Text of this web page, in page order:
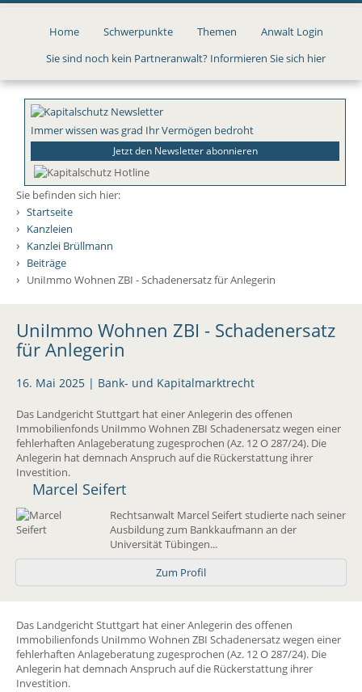
Direkt
Home Schwerpunkte Themen
Anwalt Login
Sie sind noch kein Partneranwalt? Informieren Sie sich hier
Immer wissen was grad Ihr Vermögen bedroht
Jetzt den Newsletter abonnieren
Sie befinden sich hier:
› Startseite
› Kanzleien
› Kanzlei Brüllmann
› Beiträge
› UniImmo Wohnen ZBI - Schadenersatz für Anlegerin
UniImmo Wohnen ZBI - Schadenersatz
für Anlegerin
16. Mai 2025 | Bank- und Kapitalmarktrecht
Das Landgericht Stuttgart hat einer Anlegerin des offenen
Immobilienfonds UniImmo Wohnen ZBI Schadenersatz wegen einer
fehlerhaften Anlageberatung zugesprochen (Az. 12 O 287/24). Die
Anlegerin hat demnach Anspruch auf die Rückerstattung ihrer
Investition.
Marcel Seifert
Rechtsanwalt Marcel Seifert studierte nach seiner
Ausbildung zum Bankkaufmann an der
Universität Tübingen...
Zum Profil
Das Landgericht Stuttgart hat einer Anlegerin des offenen
Immobilienfonds UniImmo Wohnen ZBI Schadenersatz wegen einer
fehlerhaften Anlageberatung zugesprochen (Az. 12 O 287/24). Die
Anlegerin hat demnach Anspruch auf die Rückerstattung ihrer
Investition.